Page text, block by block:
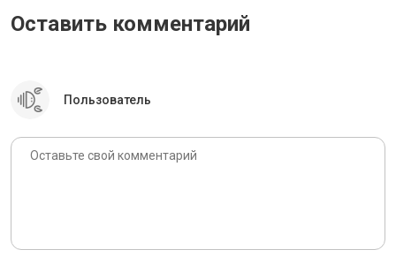
Оставить комментарий
Пользователь